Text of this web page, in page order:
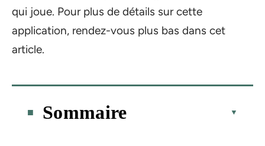
qui joue. Pour plus de détails sur cette
application, rendez-vous plus bas dans cet
article.
Sommaire